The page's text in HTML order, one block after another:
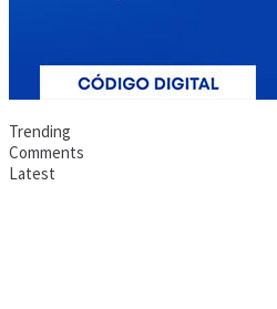
Trending
Comments
Latest